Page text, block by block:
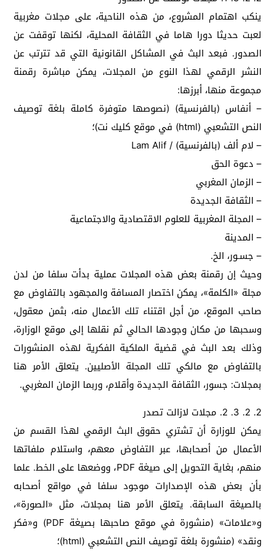
ينكب اهتمام المشروع، من هذه الناحية، على مجلات مغربية
لعبت حديثا دورا هاما في الثقافة المحلية، لكنها توقفت عن
الصدور. فبعد البث في المشاكل القانونية التي قد تترتب عن
النشر الرقمي لهذا النوع من المجلات، يمكن مباشرة رقمنة
مجموعة منها، أبرزها:
– أنفاس (بالفرنسية) (نصوصها متوفرة كاملة بلغة توصيف
النص التشعبي (html) في موقع كليك نت)؛
– لام ألف (بالفرنسية) / Lam Alif
– دعوة الحق
– الزمان المغربي
– الثقافة الجديدة
– المجلة المغربية للعلوم الاقتصادية والاجتماعية
– المدينة
– جسـور، الخ.
وحيث إن رقمنة بعض هذه المجلات عملية بدأت سلفا من لدن
مجلة «الكلمة»، يمكن اختصار المسافة والمجهود بالتفاوض مع
صاحب الموقع، من أجل اقتناء تلك الأعمال منه، بثمن معقول،
وسحبها من مكان وجودها الحالي ثم نقلها إلى موقع الوزارة،
وذلك بعد البث في قضية الملكية الفكرية لهذه المنشورات
بالتفاوض مع مالكي تلك المجلة الأصليين. يتعلق الأمر هنا
بمجلات: جسور، الثقافة الجديدة وأقلام، وربما الزمان المغربي.
2. 2. 3. 2. مجلات لازالت تصدر
يمكن للوزارة أن تشتري حقوق البث الرقمي لهذا القسم من
الأعمال من أصحابها، عبر التفاوض معهم، واستلام ملفاتها
منهم، بغاية التحويل إلى صيغة PDF، ووضعها على الخط. علما
بأن بعض هذه الإصدارات موجود سلفا في مواقع أصحابه
بالصيغة السابقة. يتعلق الأمر هنا بمجلات، مثل «الصورة»،
و«علامات» (منشورة في موقع صاحبها بصيغة PDF) و«فكر
ونقد» (منشورة بلغة توصيف النص التشعبي (html)؛